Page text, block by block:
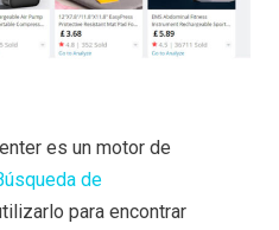
es un motor de
de
para encontrar